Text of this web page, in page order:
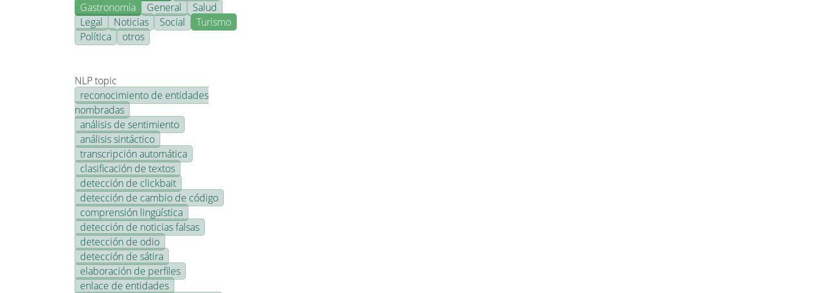
Gastronomía
General
Salud
Legal
Noticias Social
Turismo
Política
otros
NLP topic
reconocimiento de entidades
nombradas
análisis de sentimiento
análisis sintáctico
transcripción automática
clasificación de textos
detección de clickbait
detección de cambio de código
comprensión lingüística
detección de noticias falsas
detección de odio
detección de sátira
elaboración de perfiles
enlace de entidades